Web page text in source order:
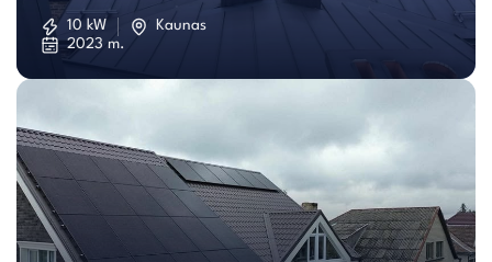
10 kW
Kaunas
2023 m.
Šlaitinio